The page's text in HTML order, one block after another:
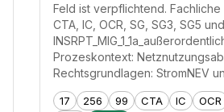
Feld ist verpflichtend. Fachliche
CTA, IC, OCR, SG, SG3, SG5
Prozeskontext:
Rechtsgrundlagen: StromNEV
17 256 99 CTA IC OCR